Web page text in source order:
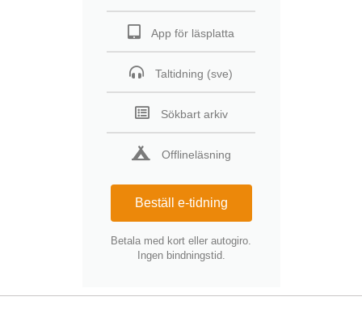
App för läsplatta
Taltidning (sve)
Sökbart arkiv
Offlineläsning
Beställ e-tidning
Betala med kort eller autogiro.
Ingen bindningstid.